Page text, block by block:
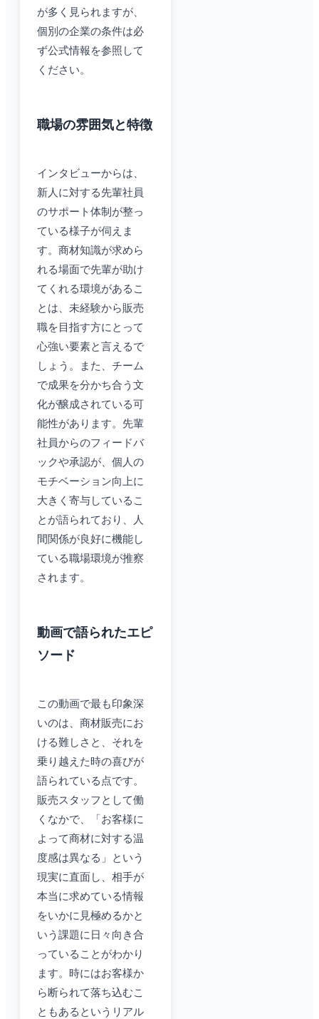
が多く見られますが、
個別の企業の条件は必
ず公式情報を参照して
ください。
職場の雰囲気と特徴
インタビューからは、
新人に対する先輩社員
のサポート体制が整っ
ている様子が伺えま
す。商材知識が求めら
れる場面で先輩が助け
てくれる環境があるこ
とは、未経験から販売
職を目指す方にとって
心強い要素と言えるで
しょう。また、チーム
で成果を分かち合う文
化が醸成されている可
能性があります。先輩
社員からのフィードバ
ックや承認が、個人の
モチベーション向上に
大きく寄与しているこ
とが語られており、人
間関係が良好に機能し
ている職場環境が推察
されます。
動画で語られたエピ
ソード
この動画で最も印象深
いのは、商材販売にお
ける難しさと、それを
乗り越えた時の喜びが
語られている点です。
販売スタッフとして働
くなかで、「お客様に
よって商材に対する温
度感は異なる」という
現実に直面し、相手が
本当に求めている情報
をいかに見極めるかと
いう課題に日々向き合
っていることがわかり
ます。時にはお客様か
ら断られて落ち込むこ
ともあるというリアル